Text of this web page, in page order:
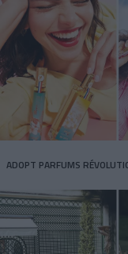
ADOPT PARFUMS